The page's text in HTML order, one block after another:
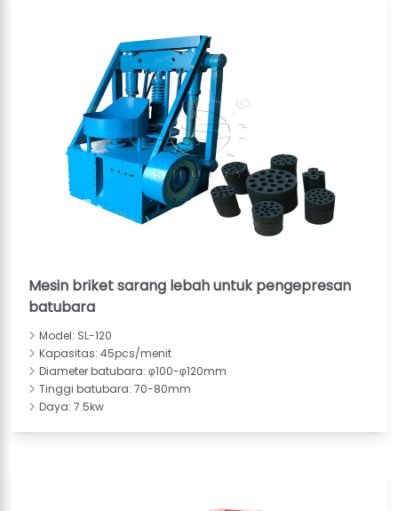
Mesin briket sarang lebah untuk pengepresan
batubara
Model: SL-120
Kapasitas: 45pcs/menit
Diameter batubara: φ100-φ120mm
Tinggi batubara: 70-80mm
Daya: 7.5kw